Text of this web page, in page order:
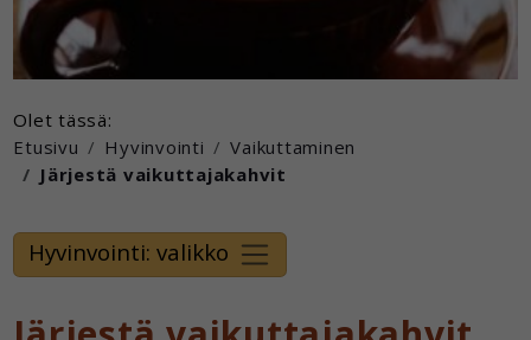
Olet tässä:
Etusivu
Hyvinvointi
Vaikuttaminen
Järjestä vaikuttajakahvit
Hyvinvointi: valikko